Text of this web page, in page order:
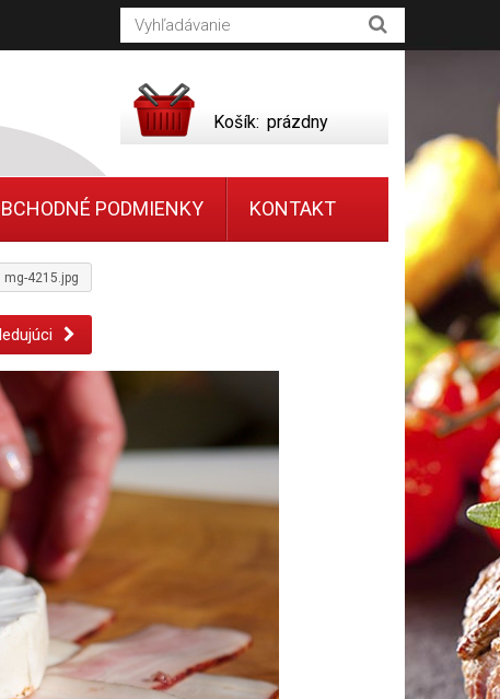
mg-4215.jpg
Košík: prázdny
PODMIENKY KONTAKT